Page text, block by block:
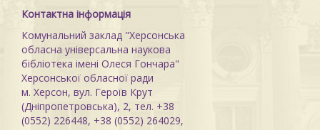
Контактна інформація
Комунальний заклад "Херсонська
обласна універсальна наукова
бібліотека імені Олеся Гончара"
Херсонської обласної ради
м. Херсон, вул. Героїв Крут
(Дніпропетровська), 2, тел. +38
(0552) 226448, +38 (0552) 264029,